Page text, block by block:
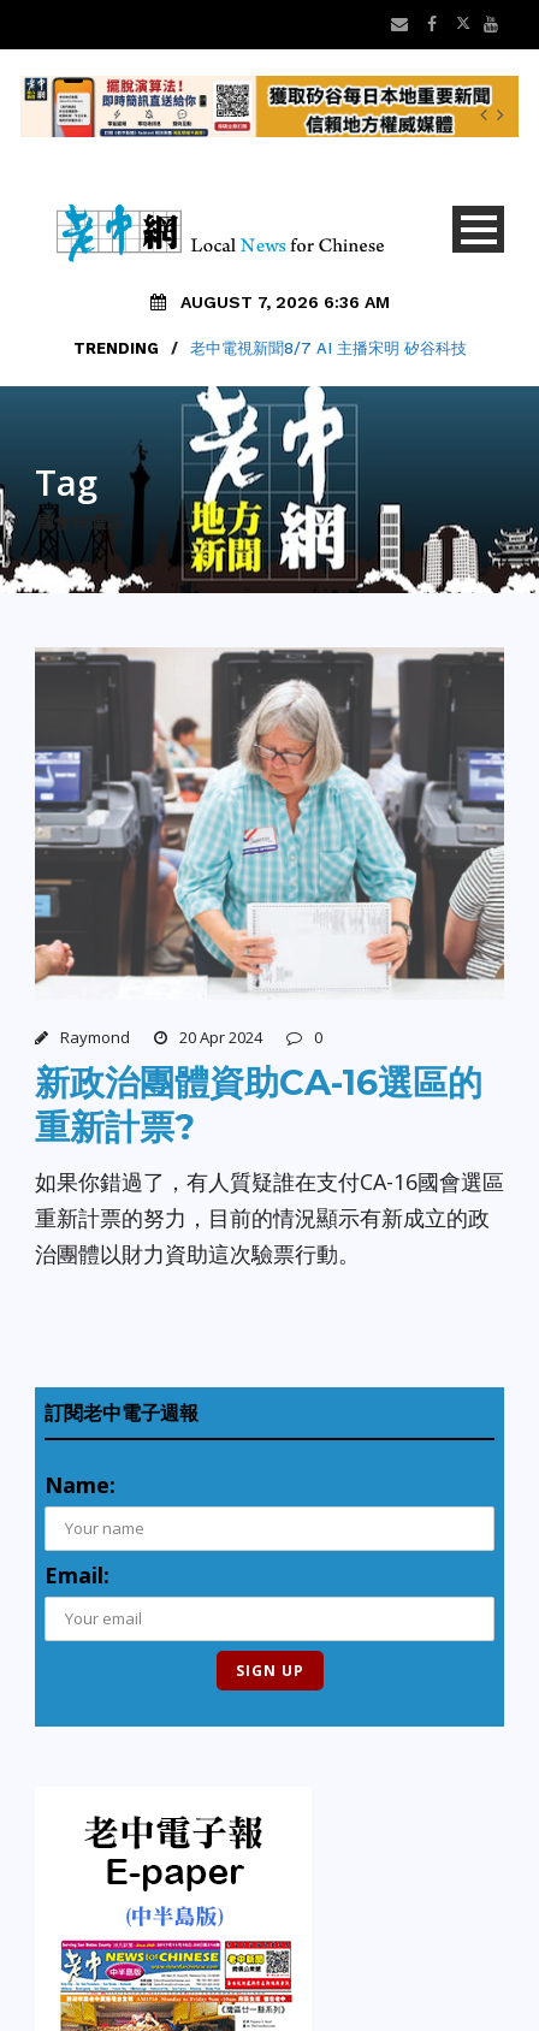
AUGUST 7, 2026 6:36 AM
TRENDING / 老中電視新聞8/7 AI 主播宋明 矽谷科技
Tag
國會16選區
Raymond 20 Apr 2024 0
新政治團體資助CA-16選區的
重新計票?
如果你錯過了，有人質疑誰在支付CA-16國會選區
重新計票的努力，目前的情況顯示有新成立的政
治團體以財力資助這次驗票行動。
訂閱老中電子週報
Name:
Email: